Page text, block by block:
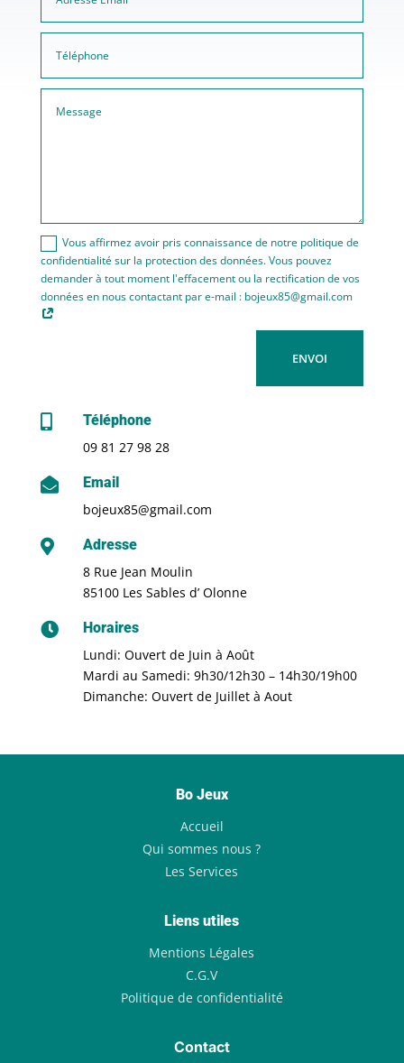
Vous affirmez avoir pris connaissance de notre politique de
confidentialité sur la protection des données. Vous pouvez
demander à tout moment l'effacement ou la rectification de vos
données en nous contactant par e-mail : bojeux85@gmail.com
ENVOI

Téléphone
09 81 27 98 28

Email
bojeux85@gmail.com

Adresse
8 Rue Jean Moulin
85100 Les Sables d’ Olonne

Horaires
Lundi: Ouvert de Juin à Août
Mardi au Samedi: 9h30/12h30 – 14h30/19h00
Dimanche: Ouvert de Juillet à Aout
Bo Jeux
Accueil
Qui sommes nous ?
Les Services
Liens utiles
Mentions Légales
C.G.V
Politique de confidentialité
Contact